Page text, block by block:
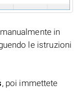
in
le istruzioni
, poi immettete